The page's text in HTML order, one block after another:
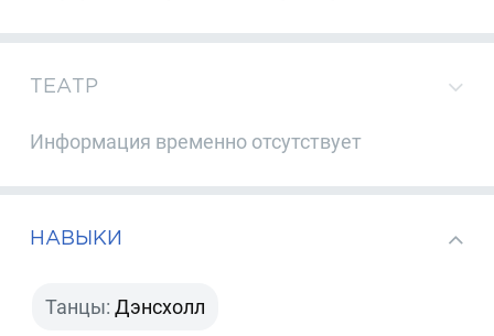
ТЕАТР
Информация временно отсутствует
НАВЫКИ
Танцы: Дэнсхолл